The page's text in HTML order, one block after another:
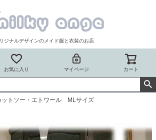
ジナルデザインのメイド服と衣装のお店
お気に入り マイページ カート
ットソー・エトワール MLサイズ